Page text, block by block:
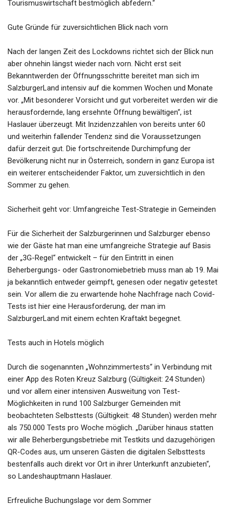
Tourismuswirtschaft bestmöglich abfedern.“
Gute Gründe für zuversichtlichen Blick nach vorn
Nach der langen Zeit des Lockdowns richtet sich der Blick nun
aber ohnehin längst wieder nach vorn. Nicht erst seit
Bekanntwerden der Öffnungsschritte bereitet man sich im
SalzburgerLand intensiv auf die kommen Wochen und Monate
vor. „Mit besonderer Vorsicht und gut vorbereitet werden wir die
herausfordernde, lang ersehnte Öffnung bewältigen“, ist
Haslauer überzeugt. Mit Inzidenzzahlen von bereits unter 60
und weiterhin fallender Tendenz sind die Voraussetzungen
dafür derzeit gut. Die fortschreitende Durchimpfung der
Bevölkerung nicht nur in Österreich, sondern in ganz Europa ist
ein weiterer entscheidender Faktor, um zuversichtlich in den
Sommer zu gehen.
Sicherheit geht vor: Umfangreiche Test-Strategie in Gemeinden
Für die Sicherheit der Salzburgerinnen und Salzburger ebenso
wie der Gäste hat man eine umfangreiche Strategie auf Basis
der „3G-Regel“ entwickelt – für den Eintritt in einen
Beherbergungs- oder Gastronomiebetrieb muss man ab 19. Mai
ja bekanntlich entweder geimpft, genesen oder negativ getestet
sein. Vor allem die zu erwartende hohe Nachfrage nach Covid-
Tests ist hier eine Herausforderung, der man im
SalzburgerLand mit einem echten Kraftakt begegnet.
Tests auch in Hotels möglich
Durch die sogenannten „Wohnzimmertests“ in Verbindung mit
einer App des Roten Kreuz Salzburg (Gültigkeit: 24 Stunden)
und vor allem einer intensiven Ausweitung von Test-
Möglichkeiten in rund 100 Salzburger Gemeinden mit
beobachteten Selbsttests (Gültigkeit: 48 Stunden) werden mehr
als 750.000 Tests pro Woche möglich. „Darüber hinaus statten
wir alle Beherbergungsbetriebe mit Testkits und dazugehörigen
QR-Codes aus, um unseren Gästen die digitalen Selbsttests
bestenfalls auch direkt vor Ort in ihrer Unterkunft anzubieten“,
so Landeshauptmann Haslauer.
Erfreuliche Buchungslage vor dem Sommer